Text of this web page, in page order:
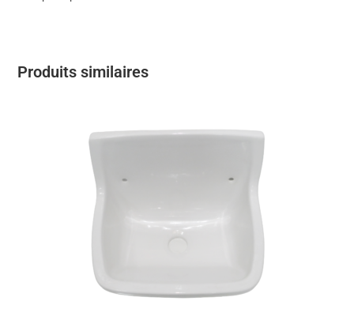
Produits similaires